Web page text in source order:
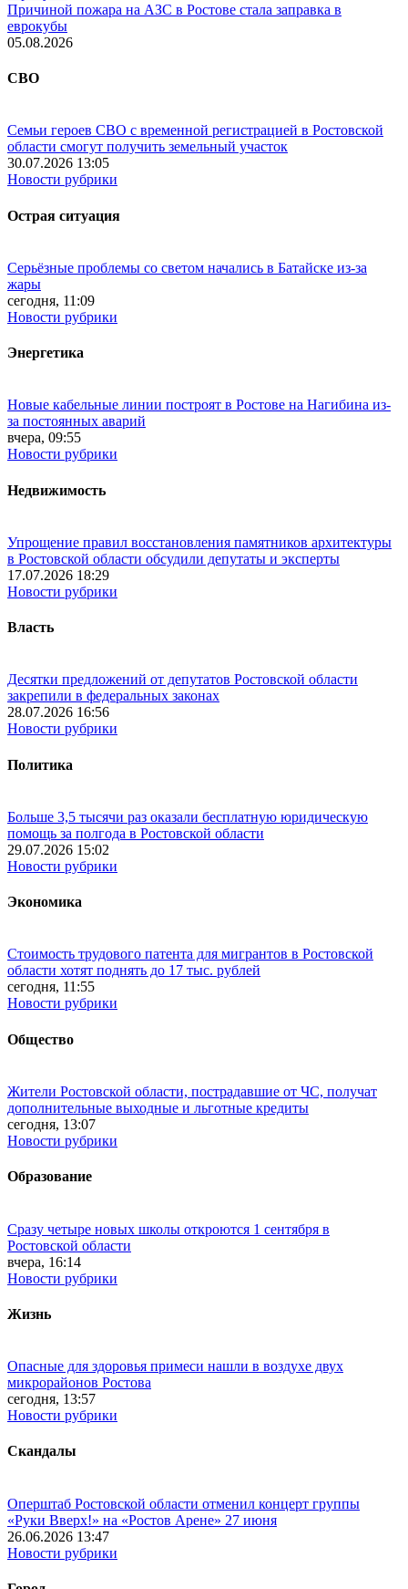
Причиной пожара на АЗС в Ростове стала заправка в
еврокубы
05.08.2026
СВО
Семьи героев СВО с временной регистрацией в Ростовской
области смогут получить земельный участок
30.07.2026 13:05
Новости рубрики
Острая ситуация
Серьёзные проблемы со светом начались в Батайске из-за
жары
сегодня, 11:09
Новости рубрики
Энергетика
Новые кабельные линии построят в Ростове на Нагибина из-
за постоянных аварий
вчера, 09:55
Новости рубрики
Недвижимость
Упрощение правил восстановления памятников архитектуры
в Ростовской области обсудили депутаты и эксперты
17.07.2026 18:29
Новости рубрики
Власть
Десятки предложений от депутатов Ростовской области
закрепили в федеральных законах
28.07.2026 16:56
Новости рубрики
Политика
Больше 3,5 тысячи раз оказали бесплатную юридическую
помощь за полгода в Ростовской области
29.07.2026 15:02
Новости рубрики
Экономика
Стоимость трудового патента для мигрантов в Ростовской
области хотят поднять до 17 тыс. рублей
сегодня, 11:55
Новости рубрики
Общество
Жители Ростовской области, пострадавшие от ЧС, получат
дополнительные выходные и льготные кредиты
сегодня, 13:07
Новости рубрики
Образование
Сразу четыре новых школы откроются 1 сентября в
Ростовской области
вчера, 16:14
Новости рубрики
Жизнь
Опасные для здоровья примеси нашли в воздухе двух
микрорайонов Ростова
сегодня, 13:57
Новости рубрики
Скандалы
Оперштаб Ростовской области отменил концерт группы
«Руки Вверх!» на «Ростов Арене» 27 июня
26.06.2026 13:47
Новости рубрики